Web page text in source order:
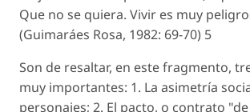
Que no se quiera. Vivir es muy
(Guimaráes Rosa, 1982: 69-70) 5
Son de resaltar, en este fragmento,
muy importantes: 1. La asimetría
personajes; 2. El pacto, o contrato